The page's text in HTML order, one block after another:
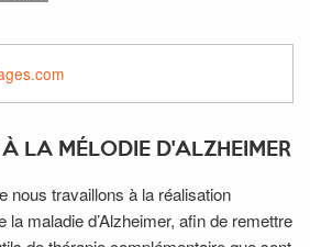
LA MÉLODIE D'ALZHEIMER
nous travaillons à la réalisation
la maladie d’Alzheimer, afin de remettre